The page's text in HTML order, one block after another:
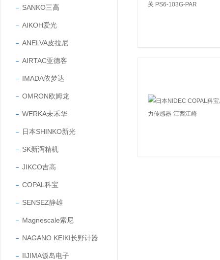
SANKO三高
AIKOH爱光
ANELVA皮拉尼
AIRTAC亚德客
IMADA依梦达
OMRON欧姆龙
WERKA未禾华
日本SHINKO新光
SK新泻精机
JIKCO吉高
COPAL科宝
SENSEZ静雄
Magnescale索尼
NAGANO KEIKI长野计器
IIJIMA饭岛电子